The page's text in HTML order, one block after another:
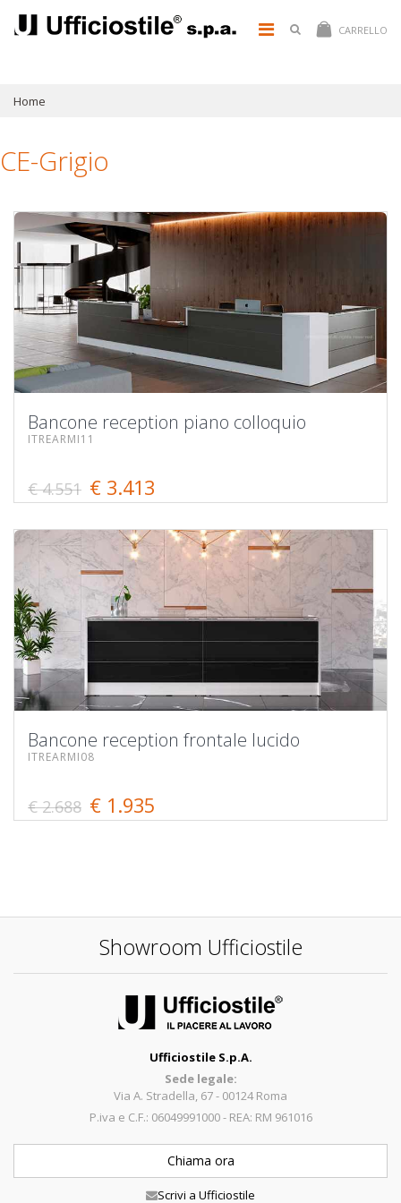
CARRELLO
Home
CE-Grigio
Bancone reception piano colloquio
ITREARMI11
€ 4.551 € 3.413
Bancone reception frontale lucido
ITREARMI08
€ 2.688 € 1.935
Showroom Ufficiostile
Ufficiostile S.p.A.
Sede legale:
Via A. Stradella, 67 - 00124 Roma
P.iva e C.F.: 06049991000 - REA: RM 961016
Chiama ora
Scrivi a Ufficiostile